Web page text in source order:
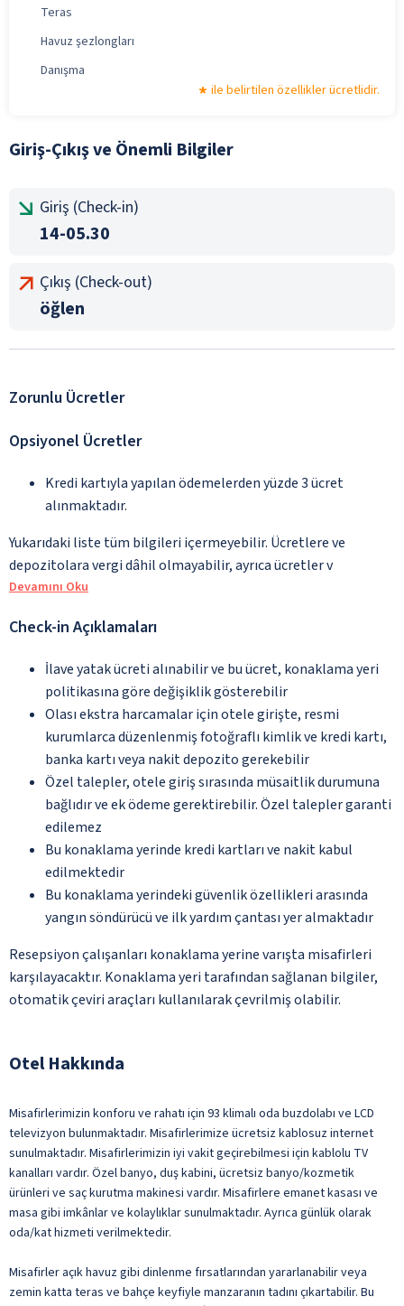
Teras
Havuz şezlongları
Danışma
ile belirtilen özellikler ücretlidir.
Giriş-Çıkış ve Önemli Bilgiler
Giriş (Check-in)
14-05.30
Çıkış (Check-out)
öğlen
Zorunlu Ücretler
Opsiyonel Ücretler
Kredi kartıyla yapılan ödemelerden yüzde 3 ücret
alınmaktadır.
Yukarıdaki liste tüm bilgileri içermeyebilir. Ücretlere ve
depozitolara vergi dâhil olmayabilir, ayrıca ücretler v
Devamını Oku
Check-in Açıklamaları
İlave yatak ücreti alınabilir ve bu ücret, konaklama yeri
politikasına göre değişiklik gösterebilir
Olası ekstra harcamalar için otele girişte, resmi
kurumlarca düzenlenmiş fotoğraflı kimlik ve kredi kartı,
banka kartı veya nakit depozito gerekebilir
Özel talepler, otele giriş sırasında müsaitlik durumuna
bağlıdır ve ek ödeme gerektirebilir. Özel talepler garanti
edilemez
Bu konaklama yerinde kredi kartları ve nakit kabul
edilmektedir
Bu konaklama yerindeki güvenlik özellikleri arasında
yangın söndürücü ve ilk yardım çantası yer almaktadır
Resepsiyon çalışanları konaklama yerine varışta misafirleri
karşılayacaktır. Konaklama yeri tarafından sağlanan bilgiler,
otomatik çeviri araçları kullanılarak çevrilmiş olabilir.
Otel Hakkında
Misafirlerimizin konforu ve rahatı için 93 klimalı oda buzdolabı ve LCD
televizyon bulunmaktadır. Misafirlerimize ücretsiz kablosuz internet
sunulmaktadır. Misafirlerimizin iyi vakit geçirebilmesi için kablolu TV
kanalları vardır. Özel banyo, duş kabini, ücretsiz banyo/kozmetik
ürünleri ve saç kurutma makinesi vardır. Misafirlere emanet kasası ve
masa gibi imkânlar ve kolaylıklar sunulmaktadır. Ayrıca günlük olarak
oda/kat hizmeti verilmektedir.
Misafirler açık havuz gibi dinlenme fırsatlarından yararlanabilir veya
zemin katta teras ve bahçe keyfiyle manzaranın tadını çıkartabilir. Bu